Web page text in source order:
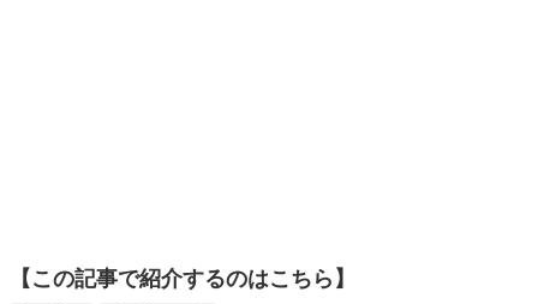
【この記事で紹介するのはこちら】